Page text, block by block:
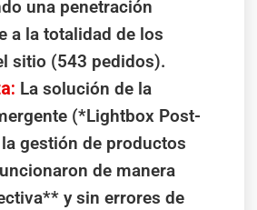
una penetración
a la totalidad de los
sitio (543 pedidos).
La solución de la
(*Lightbox Post-
gestión de productos
de manera
y sin errores de